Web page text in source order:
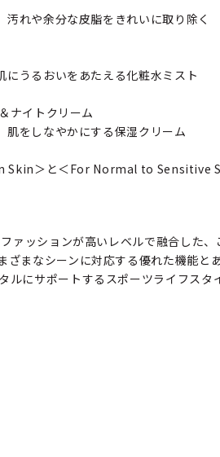
れや余分な皮脂をきれいに取り除く
うるおいをあたえる化粧水ミスト
ナイトクリーム
をしなやかにする保湿クリーム
＞と＜For Normal to Sensitive
ッションが高いレベルで融合した
まなシーンに対応する優れた機能と
にサポートするスポーツライフスタ